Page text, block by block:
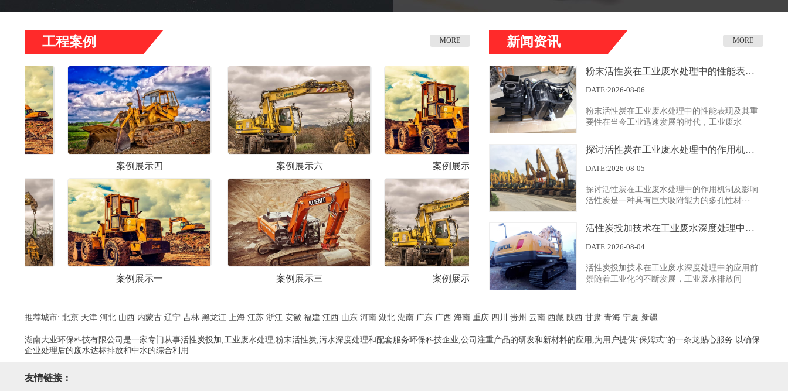
工程案例 MORE
案例展示四
案例展示一
新闻资讯 MORE
粉末活性炭在工业废水处理中的性能表现及其重要性
DATE:2026-08-06
粉末活性炭在工业废水处理中的性能表现及其重
要性在当今工业迅速发展的时代，工业废水···
探讨活性炭在工业废水处理中的作用机制及影响
DATE:2026-08-05
探讨活性炭在工业废水处理中的作用机制及影响
活性炭是一种具有巨大吸附能力的多孔性材···
活性炭投加技术在工业废水深度处理中的应用前景
DATE:2026-08-04
活性炭投加技术在工业废水深度处理中的应用前
景随着工业化的不断发展，工业废水排放问···
推荐城市: 北京 天津 河北 山西 内蒙古 辽宁 吉林 黑龙江 上海 江苏 浙江 安徽 福建 江西 山东 河南 湖北 湖南 广东 广西 海南 重庆 四川 贵州 云南 西藏 陕西 甘肃 青海 宁夏 新疆
湖南大业环保科技有限公司是一家专门从事活性炭投加,工业废水处理,粉末活性炭,污水深度处理和配套服务环保科技企业,公司注重产品的研发和新材料的应用,为用户提供“保姆式”的一条龙贴心服务.以确保
企业处理后的废水达标排放和中水的综合利用
友情链接：